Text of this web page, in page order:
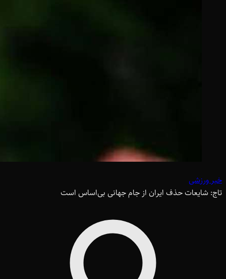
خبر ورزشی
تاج: شایعات حذف ایران از جام جهانی بی‌اساس است